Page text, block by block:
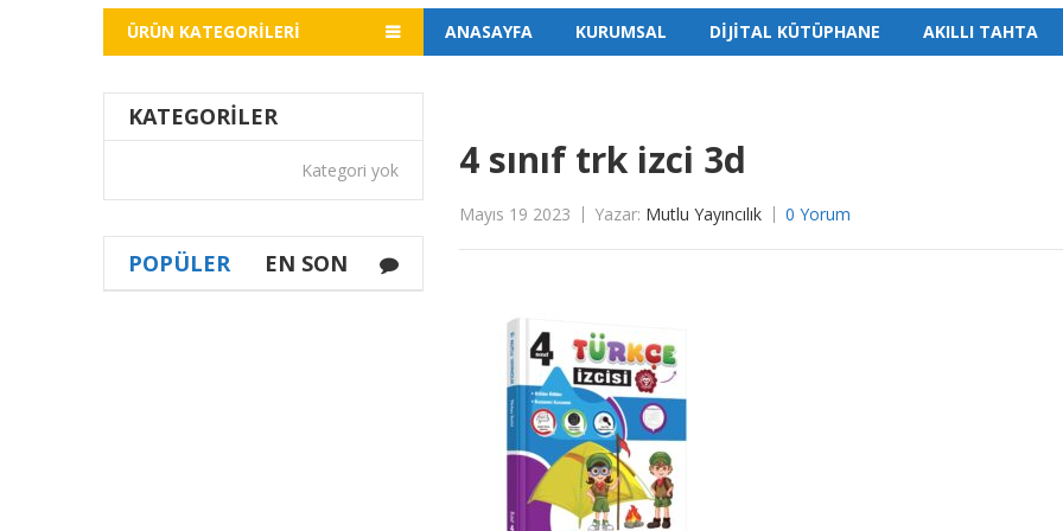
ÜRÜN KATEGORILERI ANASAYFA KURUMSAL DİJİTAL KÜTÜPHANE AKILLI TAHTA
KATEGORILER
Kategori yok
POPÜLER EN SON
4 sınıf trk izci 3d
Mayıs 19 2023 Yazar: Mutlu Yayıncılık 0 Yorum